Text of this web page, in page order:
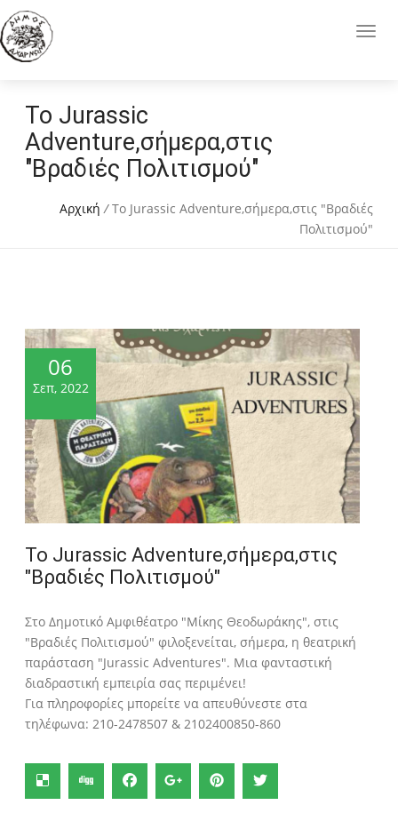
Το Jurassic
Adventure,σήμερα,στις
"Βραδιές Πολιτισμού"
Αρχική /Το Jurassic Adventure,σήμερα,στις "Βραδιές
Πολιτισμού"
06
Σεπ, 2022
Το Jurassic Adventure,σήμερα,στις
"Βραδιές Πολιτισμού"
Στο Δημοτικό Αμφιθέατρο "Μίκης Θεοδωράκης", στις
"Βραδιές Πολιτισμού" φιλοξενείται, σήμερα, η θεατρική
παράσταση "Jurassic Adventures". Μια φανταστική
διαδραστική εμπειρία σας περιμένει!
Για πληροφορίες μπορείτε να απευθύνεστε στα
τηλέφωνα: 210-2478507 & 2102400850-860